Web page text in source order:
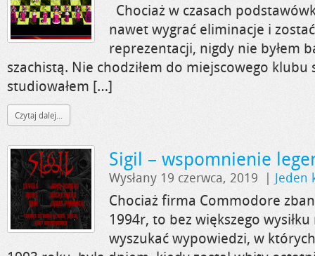
Chociaż w czasach
nawet wygrać eliminacje i
reprezentacji, nigdy nie byłem
szachistą. Nie chodziłem do miejscowego klubu
studiowałem […]
Czytaj dalej...
Sigil – wspomnienie
Wysłany 19 czerwca, 2019 | Jeden
Chociaż firma Commodore
1994r, to bez większego
wyszukać wypowiedzi, w